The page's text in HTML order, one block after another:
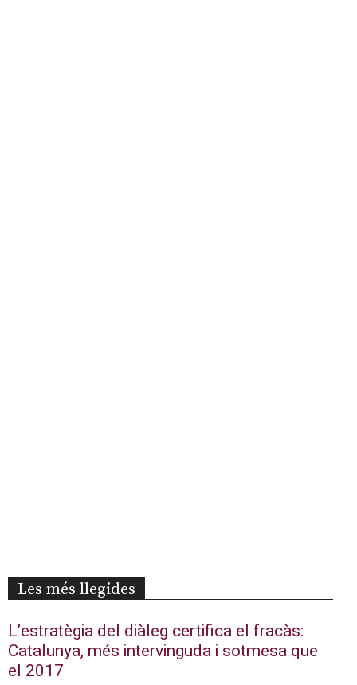
Les més llegides
L’estratègia del diàleg certifica el fracàs:
Catalunya, més intervinguda i sotmesa que
el 2017